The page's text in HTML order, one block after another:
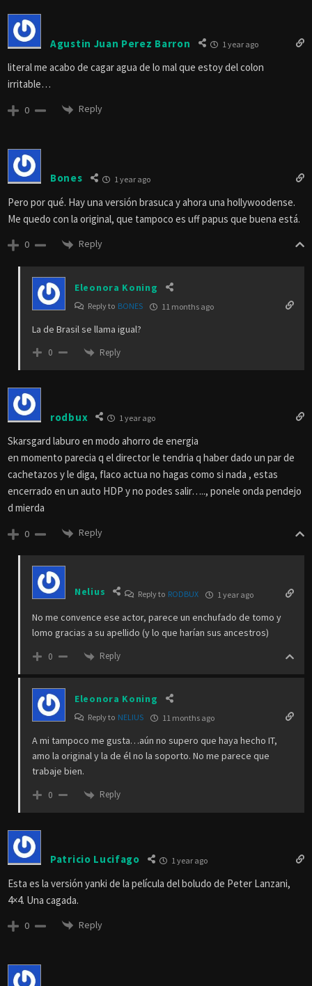
Agustin Juan Perez Barron 1 year ago
literal me acabo de cagar agua de lo mal que estoy del colon
irritable…
0 Reply
Bones 1 year ago
Pero por qué. Hay una versión brasuca y ahora una hollywoodense.
Me quedo con la original, que tampoco es uff papus que buena está.
0 Reply
Eleonora Koning
Reply to BONES 11 months ago
La de Brasil se llama igual?
0 Reply
rodbux 1 year ago
Skarsgard laburo en modo ahorro de energia
en momento parecia q el director le tendria q haber dado un par de
cachetazos y le diga, flaco actua no hagas como si nada , estas
encerrado en un auto HDP y no podes salir….., ponele onda pendejo
d mierda
0 Reply
Nelius Reply to RODBUX 1 year ago
No me convence ese actor, parece un enchufado de tomo y
lomo gracias a su apellido (y lo que harían sus ancestros)
0 Reply
Eleonora Koning
Reply to NELIUS 11 months ago
A mi tampoco me gusta…aún no supero que haya hecho IT,
amo la original y la de él no la soporto. No me parece que
trabaje bien.
0 Reply
Patricio Lucifago 1 year ago
Esta es la versión yanki de la película del boludo de Peter Lanzani,
4×4. Una cagada.
0 Reply